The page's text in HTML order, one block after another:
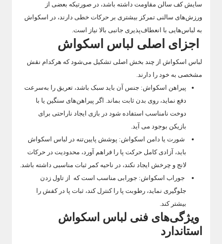
سایش کف سالن مقاومت داشته باشد، در صورتیکه بعضی از
ورزش‌های سالنی تمرکز بیشتری بر حرکات خطی دارند، در اسکواش
به لباس‌هایی با انعطاف‌پذیری جانبی بالا نیاز است.
اجزای اصلی لباس اسکواش
لباس اسکواش از چند بخش اصلی تشکیل می‌شود که هرکدام نقش
مشخصی به خود را دارند.
پیراهن اسکواش: جنس آن باید سبک باشد، تعریق را به‌سرعت
دفع نماید، روی بدن ثابت بماند. اگر پیراهن‌های سنگین یا با
دوخت نامناسب استفاده شود در بازی ایجاد ناراحتی برای
بازیکن بوجود می آید.
شورت یا دامن اسکواش: پوشش پایین‌تنه در لباس اسکواش
باید، آزادی کامل حرکت پا را فراهم آورد، محدودیت در حرکات
لانج و چرخش ایجاد نکند، در ناحیه کمر ثبات مناسبی داشته باشد.
جوراب اسکواش: جورابی مناسب است که از تاول زدن
جلوگیری نماید، رطوبت پا را کنترل کند، ثبات پا در کفش را
بیشتر کند.
ویژگی‌های فنی لباس اسکواش
استاندارد